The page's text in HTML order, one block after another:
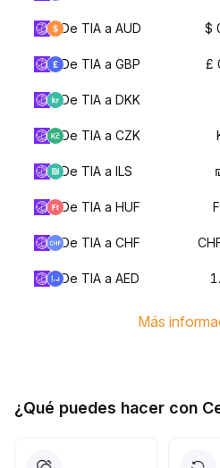
De TIA a AUD $
De TIA a GBP £
De TIA a DKK
De TIA a CZK
De TIA a ILS
De TIA a HUF
De TIA a CHF
De TIA a AED
Más
¿Qué puedes hacer con